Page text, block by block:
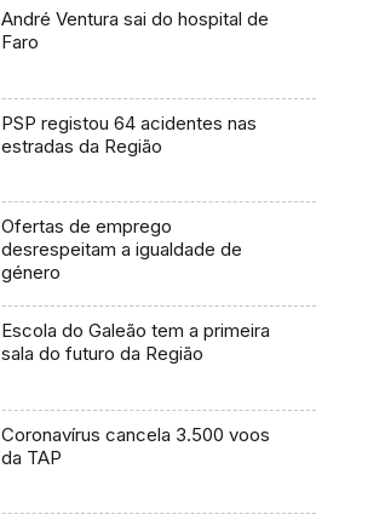
André Ventura sai do hospital de
Faro
PSP registou 64 acidentes nas
estradas da Região
Ofertas de emprego
desrespeitam a igualdade de
género
Escola do Galeão tem a primeira
sala do futuro da Região
Coronavírus cancela 3.500 voos
da TAP